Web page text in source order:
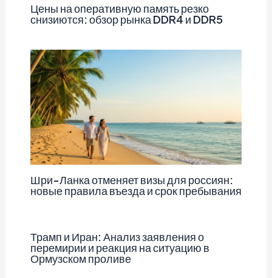
Цены на оперативную память резко
снизиются: обзор рынка DDR4 и DDR5
Шри-Ланка отменяет визы для россиян:
новые правила въезда и срок пребывания
Трамп и Иран: Анализ заявления о
перемирии и реакция на ситуацию в
Ормузском проливе